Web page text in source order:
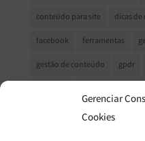
Gerenciar
Cookies
conteúdo para site dicas
facebook ferramentas
gestão de conteúdo gpdr
marketing de relacionamento